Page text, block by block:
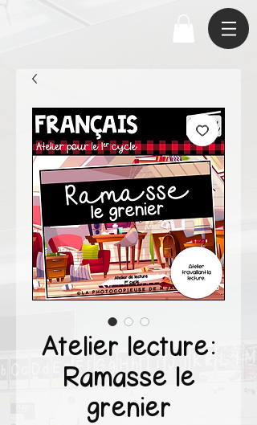
Atelier lecture:
Ramasse le
grenier